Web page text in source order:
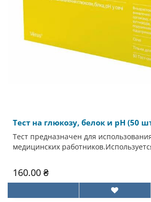
Тест на глюкозу, белок и рН (50
Тест предназначен для
медицинских
160.00 ₴